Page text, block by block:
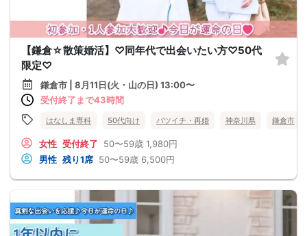
【鎌倉☆散策婚活】♡同年代で出会いたい方♡50代
限定♡
鎌倉市 | 8月11日(火・山の日) 13:00〜
受付終了まで43時間
はなしま専科 50代向け バツイチ・再婚 神奈川県 鎌倉市
女性 受付終了 50〜59歳 1,980円
男性 残り1席 50〜59歳 6,500円